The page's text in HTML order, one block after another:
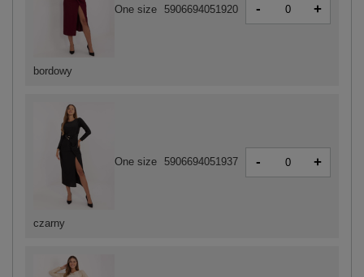
czarny
One size 5906694051937 - +
bordowy
One size 5906694051920 - +